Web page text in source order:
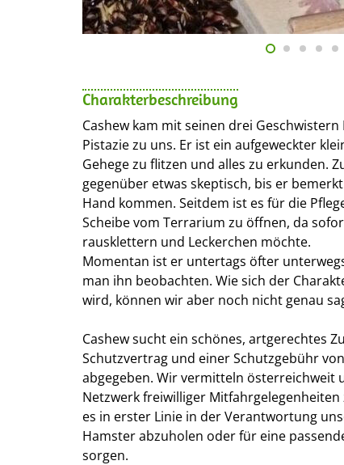
Charakterbeschreibung
Cashew kam mit seinen drei
Pistazie zu uns. Er ist ein aufgeweckter
Gehege zu flitzen und alles zu erkunden.
gegenüber etwas skeptisch, bis er
Hand kommen. Seitdem ist es für die
Scheibe vom Terrarium zu öffnen, da
rausklettern und Leckerchen möchte.
Momentan ist er untertags öfter
man ihn beobachten. Wie sich der
wird, können wir aber noch nicht genau
Cashew sucht ein schönes, artgerechtes
Schutzvertrag und einer Schutzgebühr
abgegeben. Wir vermitteln österreichweit
Netzwerk freiwilliger
es in erster Linie in der Verantwortung
Hamster abzuholen oder für eine
sorgen.